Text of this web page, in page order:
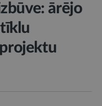
ārējo